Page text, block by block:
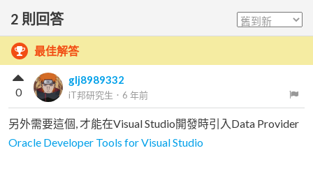
2 則回答
最佳解答
glj8989332
iT邦研究生 ． 6 年前
0
另外需要這個, 才能在Visual Studio開發時引入Data Provider
Oracle Developer Tools for Visual Studio